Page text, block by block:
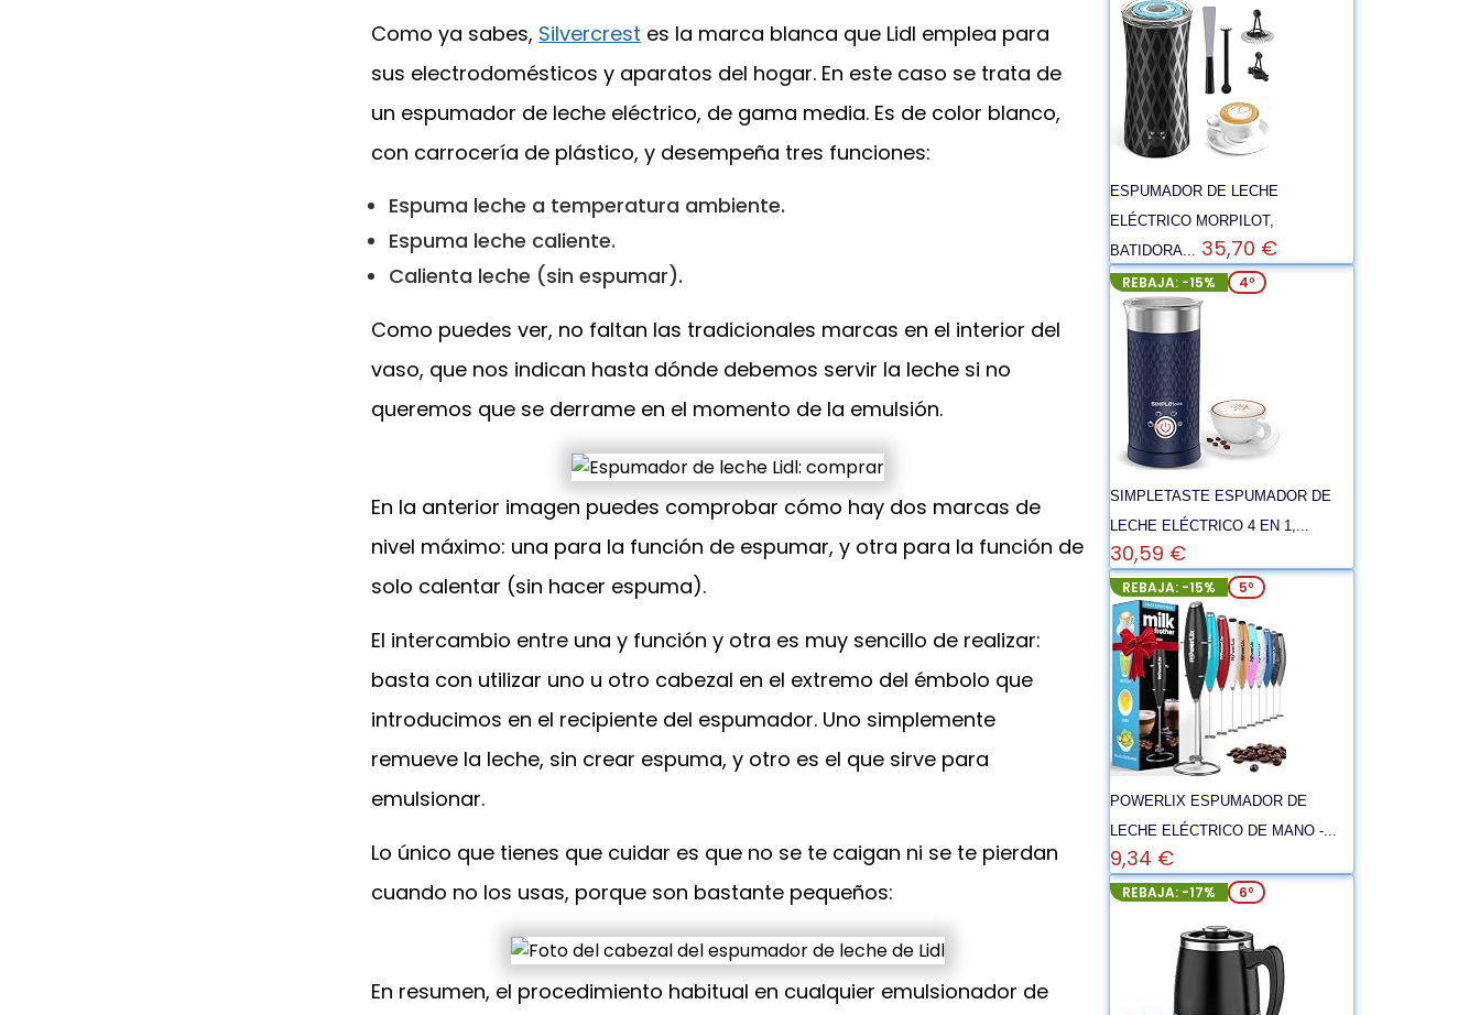
Como ya sabes, Silvercrest es la marca blanca que Lidl emplea para
sus electrodomésticos y aparatos del hogar. En este caso se trata de
un espumador de leche eléctrico, de gama media. Es de color blanco,
con carrocería de plástico, y desempeña tres funciones:
Espuma leche a temperatura ambiente.
Espuma leche caliente.
Calienta leche (sin espumar).
Como puedes ver, no faltan las tradicionales marcas en el interior del
vaso, que nos indican hasta dónde debemos servir la leche si no
queremos que se derrame en el momento de la emulsión.
En la anterior imagen puedes comprobar cómo hay dos marcas de
nivel máximo: una para la función de espumar, y otra para la función de
solo calentar (sin hacer espuma).
El intercambio entre una y función y otra es muy sencillo de realizar:
basta con utilizar uno u otro cabezal en el extremo del émbolo que
introducimos en el recipiente del espumador. Uno simplemente
remueve la leche, sin crear espuma, y otro es el que sirve para
emulsionar.
Lo único que tienes que cuidar es que no se te caigan ni se te pierdan
cuando no los usas, porque son bastante pequeños:
En resumen, el procedimiento habitual en cualquier emulsionador de
ESPUMADOR DE LECHE
ELÉCTRICO MORPILOT,
BATIDORA... 35,70 €
REBAJA: -15% 4º
SIMPLETASTE ESPUMADOR DE
LECHE ELÉCTRICO 4 EN 1,...
30,59 €
REBAJA: -15% 5º
POWERLIX ESPUMADOR DE
LECHE ELÉCTRICO DE MANO -...
9,34 €
REBAJA: -17% 6º